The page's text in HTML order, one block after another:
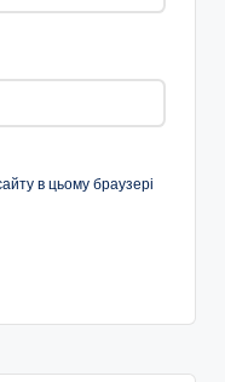
в цьому браузері